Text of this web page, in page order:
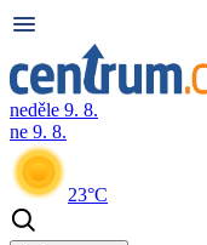
neděle 9. 8.
ne 9. 8.
23°C